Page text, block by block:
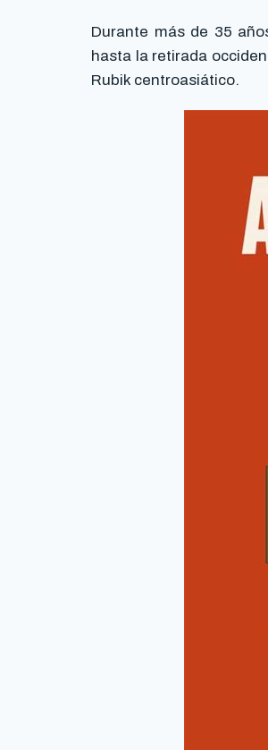
Durante más de 35
hasta la retirada
Rubik centroasiático.